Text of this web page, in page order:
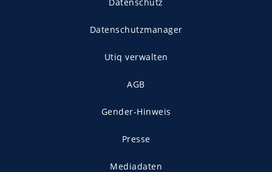
Datenschutzmanager
Utiq verwalten
AGB
Gender-Hinweis
Presse
Mediadaten